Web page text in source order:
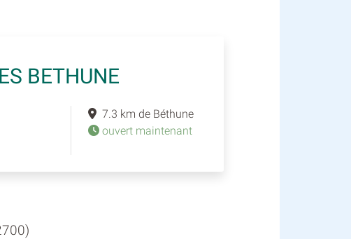
BETHUNE
7.3 km de Béthune
ouvert maintenant